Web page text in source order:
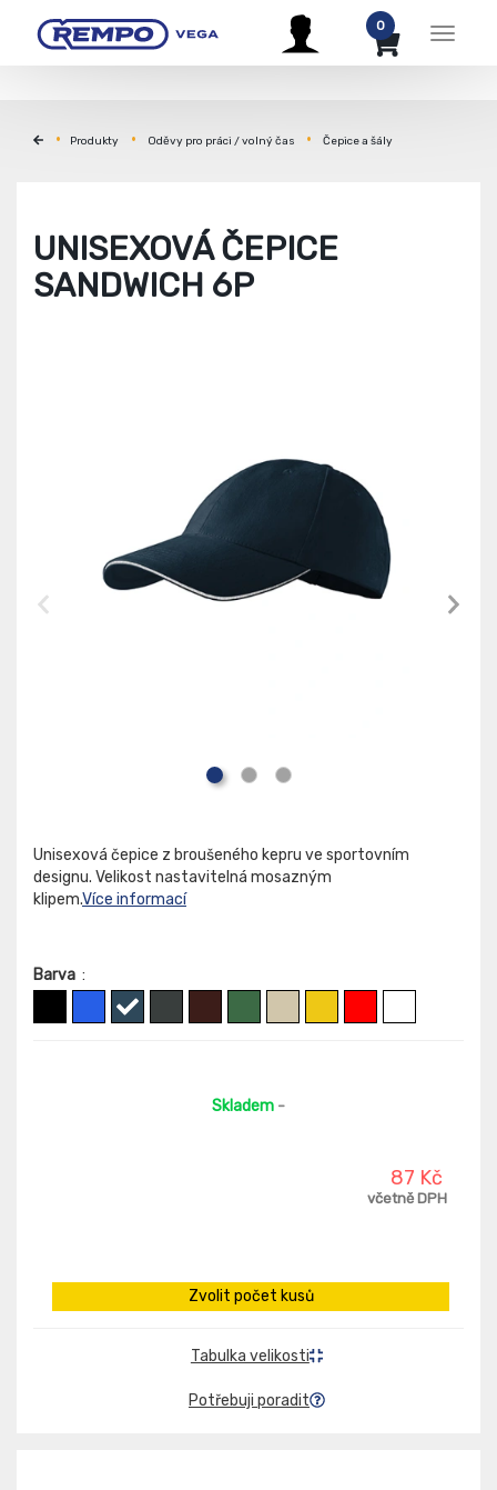
Menu
0
Produkty Oděvy pro práci / volný čas Čepice a šály
UNISEXOVÁ ČEPICE
SANDWICH 6P
Unisexová čepice z broušeného kepru ve sportovním
designu. Velikost nastavitelná mosazným
klipem.Více informací
Barva :
Skladem -
87 Kč
včetně DPH
Zvolit počet kusů
Tabulka velikosti
Potřebuji poradit